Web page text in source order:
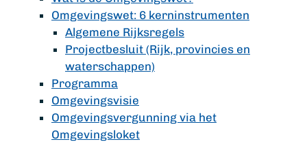
Omgevingswet: 6 kerninstrumenten
Algemene Rijksregels
Projectbesluit (Rijk, provincies en
waterschappen)
Programma
Omgevingsvisie
Omgevingsvergunning via het
Omgevingsloket